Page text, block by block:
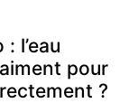
l’eau
pour
?